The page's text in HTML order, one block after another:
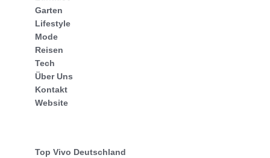
Garten
Lifestyle
Mode
Reisen
Tech
Über Uns
Kontakt
Website
Top Vivo Deutschland